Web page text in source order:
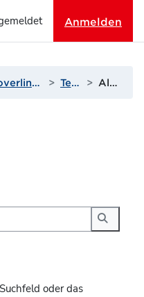
Anmelden
Autoverlinkung zu Glossaren Testglossar Alphabetisch
Suchen
oder das